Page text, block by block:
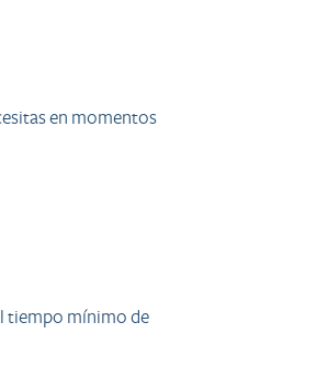
en momentos
tiempo mínimo de